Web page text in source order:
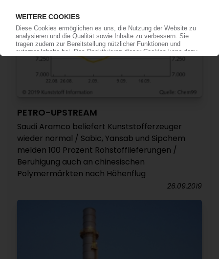
PETRO-UPSTREAM
Saudi Aramco beliefert Kunststofferzeuger
wieder normal / Sabic, Yansab und Sipchem
melden 100 Prozent Rohstofflieferungen /
Beruhigung auch an chinesischen
Polymermärkten nach Höhenflug
26.09.2019